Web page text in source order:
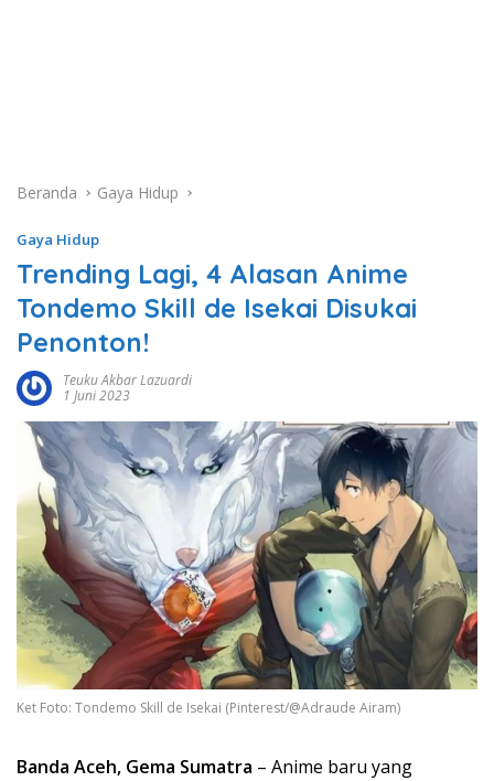
Beranda Gaya Hidup
Gaya Hidup
Trending Lagi, 4 Alasan Anime
Tondemo Skill de Isekai Disukai
Penonton!
Teuku Akbar Lazuardi
1 Juni 2023
Ket Foto: Tondemo Skill de Isekai (Pinterest/@Adraude Airam)
Banda Aceh, Gema Sumatra – Anime baru yang